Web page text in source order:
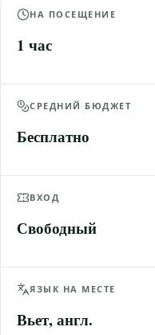
НА ПОСЕЩЕНИЕ
1 час
СРЕДНИЙ БЮДЖЕТ
Бесплатно
ВХОД
Свободный
ЯЗЫК НА МЕСТЕ
Вьет, англ.